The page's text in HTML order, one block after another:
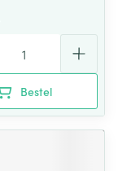
Bestel